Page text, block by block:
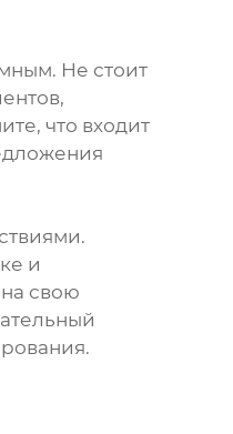
Не стоит
что входит
и
свою